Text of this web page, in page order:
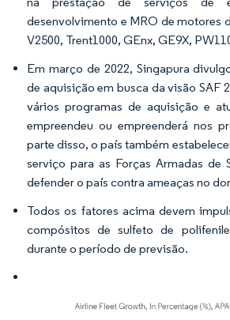
desenvolvimento e MRO de motores
V2500, Trent1000, GEnx, GE9X,
Em março de 2022, Singapura
de aquisição em busca da visão SAF
vários programas de aquisição e
empreendeu ou empreenderá nos
parte disso, o país também
serviço para as Forças Armadas de
defender o país contra ameaças no
Todos os fatores acima devem
compósitos de sulfeto de
durante o período de previsão.